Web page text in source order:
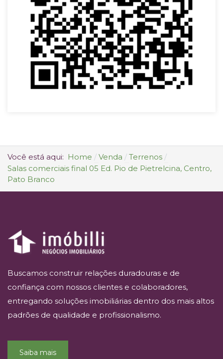
Você está aqui: Home Venda
Terrenos
Salas comerciais final 05 Ed. Pio de Pietrelcina, Centro,
Pato Branco
Buscamos construir relações duradouras e de
confiança com nossos clientes e colaboradores,
entregando soluções imobiliárias dentro dos mais altos
padrões de qualidade e profissionalismo.
Saiba mais